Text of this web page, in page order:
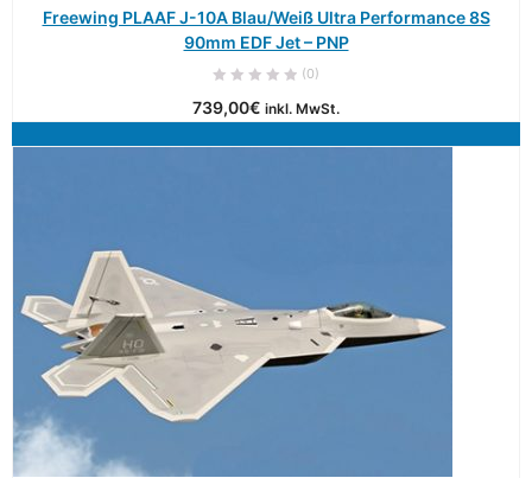
Freewing PLAAF J-10A Blau/Weiß Ultra Performance 8S
90mm EDF Jet – PNP
(0)
739,00€ inkl. MwSt.